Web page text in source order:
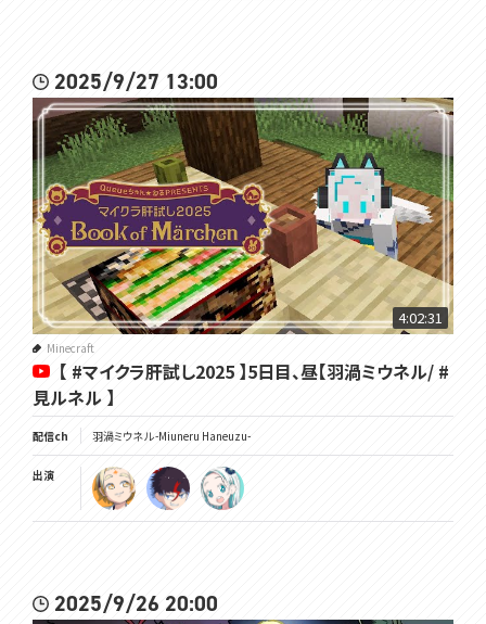
2025/9/27 13:00
4:02:31
Minecraft
【 #マイクラ肝試し2025 】5日目、昼【羽渦ミウネル/ #
見ルネル 】
配信ch 羽渦ミウネル -Miuneru Haneuzu-
出演
2025/9/26 20:00